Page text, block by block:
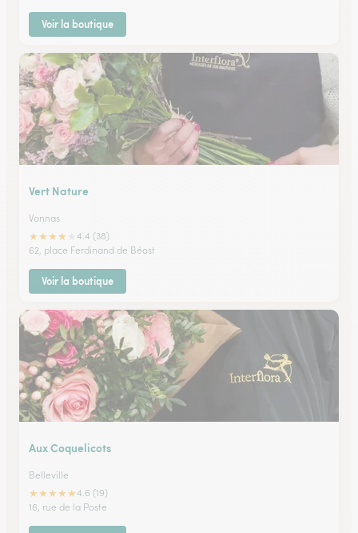
Voir la boutique
Vert Nature
Vonnas
★★★★
4.4 (38)
62, place Ferdinand de Béost
Voir la boutique
Aux Coquelicots
Belleville
★★★★★4.6 (19)
16, rue de la Poste